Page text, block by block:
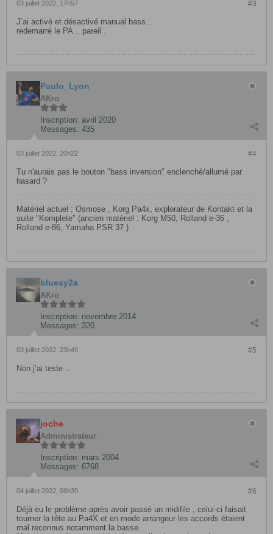
#3
03 juillet 2022, 17h57
J’ai activé et désactivé manual bass…
redemarré le PA .. pareil .
Paulo_Lyon
AKro
Inscription: avril 2020
Messages: 435
#4
03 juillet 2022, 20h22
Tu n'aurais pas le bouton "bass inversion" enclenché/allumé par
hasard ?
Matériel actuel : Osmose , Korg Pa4x, explorateur de Kontakt et la
suite "Komplete" (ancien matériel : Korg M50, Rolland e-36 ,
Rolland e-86, Yamaha PSR 37 )
bluesy2a
AKro
Inscription: novembre 2014
Messages: 320
#5
03 juillet 2022, 23h49
Non j’ai teste ..
joche
Administrateur
Inscription: mars 2004
Messages: 6768
#6
04 juillet 2022, 06h30
Déjà eu le problème après avoir passé un midifile , celui-ci faisait
tourner la tête au Pa4X et en mode arrangeur les accords étaient
mal reconnus notamment la basse.